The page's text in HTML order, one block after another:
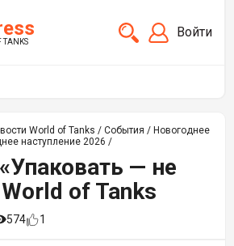
Войти
World of Tanks / События / Новогоднее
наступление 2026 /
— не
of Tanks
574 1